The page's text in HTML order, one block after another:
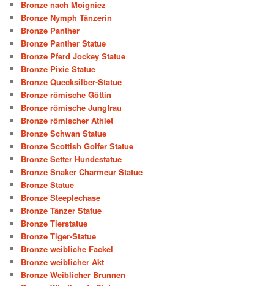
Bronze nach Moigniez
Bronze Nymph Tänzerin
Bronze Panther
Bronze Panther Statue
Bronze Pferd Jockey Statue
Bronze Pixie Statue
Bronze Quecksilber-Statue
Bronze römische Göttin
Bronze römische Jungfrau
Bronze römischer Athlet
Bronze Schwan Statue
Bronze Scottish Golfer Statue
Bronze Setter Hundestatue
Bronze Snaker Charmeur Statue
Bronze Statue
Bronze Steeplechase
Bronze Tänzer Statue
Bronze Tierstatue
Bronze Tiger-Statue
Bronze weibliche Fackel
Bronze weiblicher Akt
Bronze Weiblicher Brunnen